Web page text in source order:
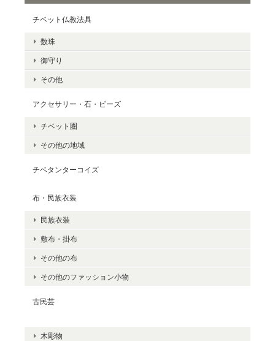
チベット仏教法具
数珠
御守り
その他
アクセサリー・石・ビーズ
チベット圏
その他の地域
チベタンターコイズ
布・民族衣装
民族衣装
敷布・掛布
その他の布
その他のファッション小物
古民芸
木彫物